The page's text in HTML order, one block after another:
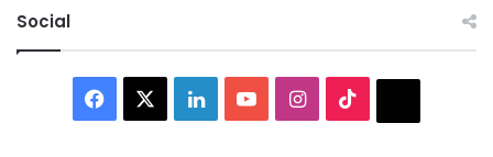
Social
Facebook LinkedInYouTubeInstagram